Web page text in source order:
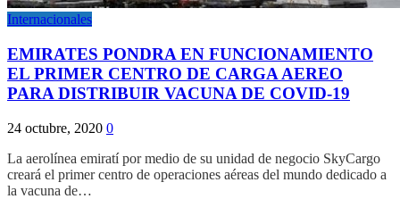
Internacionales
EMIRATES PONDRA EN FUNCIONAMIENTO
EL PRIMER CENTRO DE CARGA AEREO
PARA DISTRIBUIR VACUNA DE COVID-19
24 octubre, 2020 0
La aerolínea emiratí por medio de su unidad de negocio SkyCargo
creará el primer centro de operaciones aéreas del mundo dedicado a
la vacuna de…